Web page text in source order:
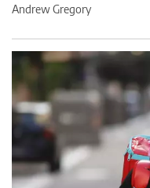
Andrew Gregory